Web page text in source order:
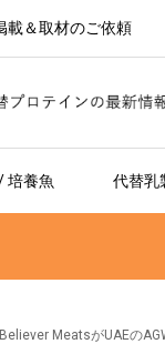
載＆取材のご依頼
培養魚 代替乳
Believer MeatsがUAEの